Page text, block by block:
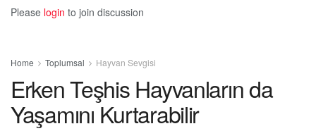
Please login to join discussion
Home Toplumsal Hayvan Sevgisi
Erken Teşhis Hayvanların da
Yaşamını Kurtarabilir